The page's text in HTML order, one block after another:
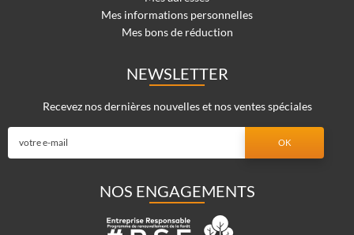
Mes informations personnelles
Mes bons de réduction
NEWSLETTER
Recevez nos dernières nouvelles et nos ventes spéciales
NOS ENGAGEMENTS